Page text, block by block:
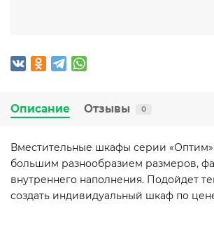
Описание Отзывы 0
Вместительные шкафы серии «Оптим»
большим разнообразием размеров,
внутреннего наполнения. Подойдет
создать индивидуальный шкаф по